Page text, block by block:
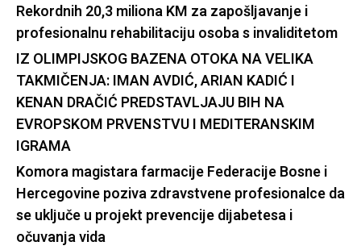
Rekordnih 20,3 miliona KM za zapošljavanje i
profesionalnu rehabilitaciju osoba s invaliditetom
IZ OLIMPIJSKOG BAZENA OTOKA NA VELIKA
TAKMIČENJA: IMAN AVDIĆ, ARIAN KADIĆ I
KENAN DRAČIĆ PREDSTAVLJAJU BIH NA
EVROPSKOM PRVENSTVU I MEDITERANSKIM
IGRAMA
Komora magistara farmacije Federacije Bosne i
Hercegovine poziva zdravstvene profesionalce da
se uključe u projekt prevencije dijabetesa i
očuvanja vida